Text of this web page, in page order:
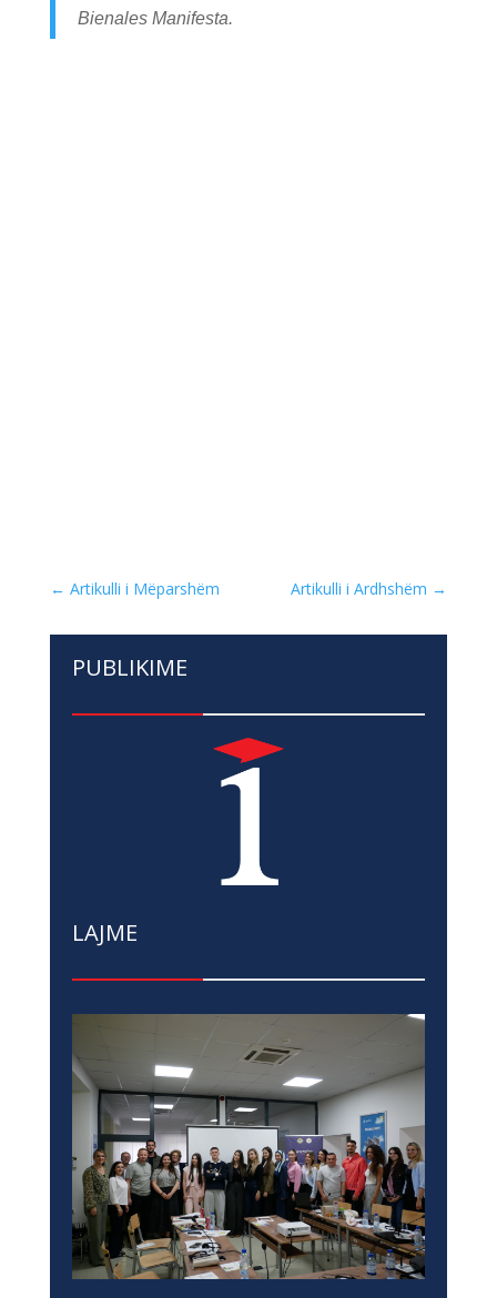
Bienales Manifesta.
LAJME